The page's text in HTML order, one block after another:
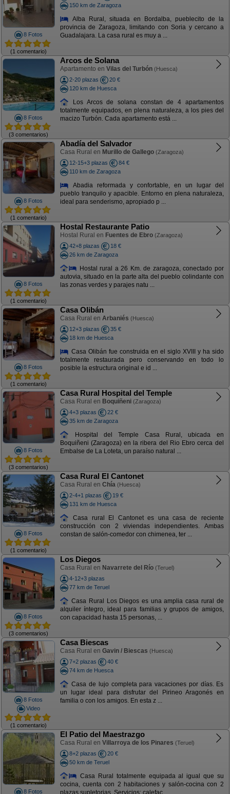
8 Fotos
(1 comentario)
150 km de Zaragoza
Alba Rural, situada en Bordalba, pueblecito de la
provincia de Zaragoza, limitando con Soria y cercano a
Guadalajara. La casa rural es muy a ...
8 Fotos
(3 comentarios)
Arcos de Solana
Apartamento en Vilas del Turbón (Huesca)
2-20 plazas
20 €
120 km de Huesca
Los Arcos de solana constan de 4 apartamentos
totalmente equipados, en plena naturaleza, a los pies del
macizo Turbón. Cada apartamento está ...
8 Fotos
(1 comentario)
Abadía del Salvador
Casa Rural en Murillo de Gallego (Zaragoza)
12-15+3 plazas
84 €
110 km de Zaragoza
Abadia reformada y confortable, en un lugar del
pueblo tranquilo y apacible. Entorno en plena naturaleza,
ideal para senderismo, apropiado p ...
8 Fotos
(1 comentario)
Hostal Restaurante Patio
Hostal Rural en Fuentes de Ebro (Zaragoza)
42+8 plazas
18 €
26 km de Zaragoza
Hostal rural a 26 Km. de zaragoza, conectado por
autovia, situado en la parte alta del pueblo colindante con
las zonas verdes y parajes natu ...
8 Fotos
(1 comentario)
Casa Olibán
Casa Rural en Arbaniés (Huesca)
12+3 plazas
35 €
18 km de Huesca
Casa Olibán fue construida en el siglo XVIII y ha sido
totalmente restaurada pero conservando en todo lo
posible la estructura original e id ...
8 Fotos
(3 comentarios)
Casa Rural Hospital del Temple
Casa Rural en Boquiñeni (Zaragoza)
4+3 plazas
22 €
35 km de Zaragoza
Hospital del Temple Casa Rural, ubicada en
Boquiñeni (Zaragoza) en la ribera del Rio Ebro cerca del
Embalse de La Loteta, un paraíso natural ...
8 Fotos
(1 comentario)
Casa Rural El Cantonet
Casa Rural en Chía (Huesca)
2-4+1 plazas
19 €
131 km de Huesca
Casa rural El Cantonet es una casa de reciente
construcción con 2 viviendas independientes. Ambas
constan de salón-comedor con chimenea, ter ...
8 Fotos
(3 comentarios)
Los Diegos
Casa Rural en Navarrete del Río (Teruel)
4-12+3 plazas
77 km de Teruel
Casa Rural Los Diegos es una amplia casa rural de
alquiler íntegro, ideal para familias y grupos de amigos,
con capacidad hasta 15 personas, ...
8 Fotos
Video
(1 comentario)
Casa Biescas
Casa Rural en Gavin / Biescas (Huesca)
7+2 plazas
40 €
74 km de Huesca
Casa de lujo completa para vacaciones por días. Es
un lugar ideal para disfrutar del Pirineo Aragonés en
familia o con los amigos. En esta z ...
8 Fotos
El Patio del Maestrazgo
Casa Rural en Villarroya de los Pinares (Teruel)
8+2 plazas
20 €
50 km de Teruel
Casa Rural totalmente equipada al igual que su
cocina, cuenta con 2 habitaciones y salón-cocina con 2